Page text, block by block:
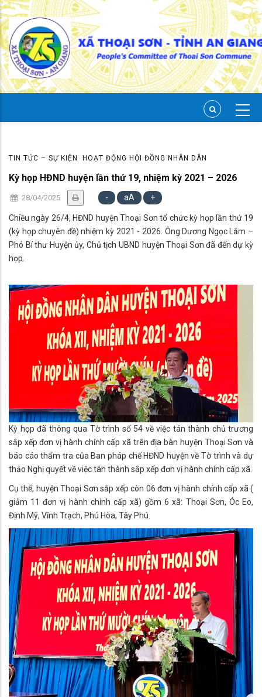
Skip
to
main
content
TIN TỨC – SỰ KIỆN HOẠT ĐỘNG HỘI ĐỒNG NHÂN DÂN
Kỳ họp HĐND huyện lần thứ 19, nhiệm kỳ 2021 – 2026
28/04/2025 - aA +
Chiều ngày 26/4, HĐND huyện Thoại Sơn tổ chức kỳ họp lần thứ 19
(kỳ họp chuyên đề) nhiệm kỳ 2021 - 2026. Ông Dương Ngọc Lắm –
Phó Bí thư Huyện ủy, Chủ tịch UBND huyện Thoại Sơn đã đến dự kỳ
họp.
Kỳ họp đã thông qua Tờ trình số 54 về việc tán thành chủ trương
sắp xếp đơn vị hành chính cấp xã trên địa bàn huyện Thoại Sơn và
báo cáo thẩm tra của Ban pháp chế HĐND huyện về Tờ trình và dự
thảo Nghị quyết về việc tán thành sắp xếp đơn vị hành chính cấp xã.
Cụ thể, huyện Thoại Sơn sắp xếp còn 06 đơn vị hành chính cấp xã (
giảm 11 đơn vị hành chính cấp xã) gồm 6 xã: Thoại Sơn, Óc Eo,
Định Mỹ, Vĩnh Trạch, Phú Hòa, Tây Phú.